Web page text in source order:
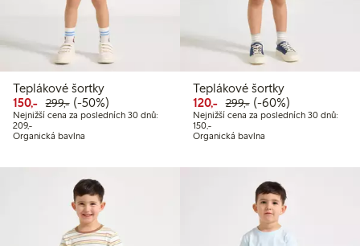
Teplákové šortky
150,- Snížená cena: 150,00 Kč
299,-Běžná cena: 299,00 Kč
50% sleva
(-50%)
Nejnižší cena za posledních 30 dnů:
209,-Nejnižší cena za posledních 30 dnů: 209,00 Kč
Organická bavlna
Teplákové šortky
120,- Snížená cena: 120,00 Kč
299,-Běžná cena: 299,00
60% sleva
(-60%)
Nejnižší cena za posledních 30 dnů:
150,-Nejnižší cena za posledních 30 dnů:
Organická bavlna